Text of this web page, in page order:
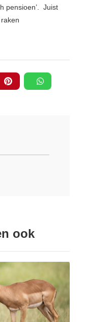
pensioen’. Juist
ook